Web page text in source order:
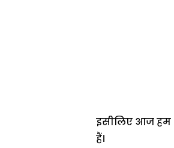
इसीलिए आज
हैं।